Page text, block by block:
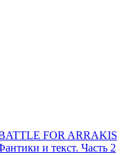
FOR ARRAKIS
и текст. Часть 2